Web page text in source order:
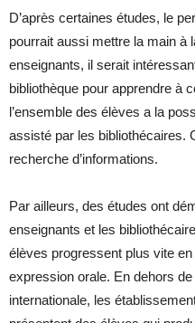
D’après certaines études, le
pourrait aussi mettre la main à
enseignants, il serait
bibliothèque pour apprendre à
l’ensemble des élèves a la
assisté par les bibliothécaires.
recherche d’informations.
Par ailleurs, des études ont
enseignants et les
élèves progressent plus vite
expression orale. En dehors
internationale, les